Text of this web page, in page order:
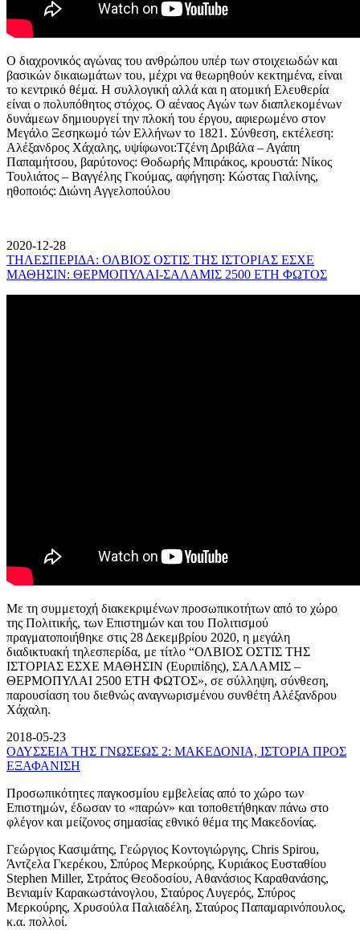
Ο διαχρονικός αγώνας του ανθρώπου υπέρ των στοιχειωδών και
βασικών δικαιωμάτων του, μέχρι να θεωρηθούν κεκτημένα, είναι
το κεντρικό θέμα. Η συλλογική αλλά και η ατομική Ελευθερία
είναι ο πολυπόθητος στόχος. Ο αέναος Αγών των διαπλεκομένων
δυνάμεων δημιουργεί την πλοκή του έργου, αφιερωμένο στον
Μεγάλο Ξεσηκωμό τών Ελλήνων το 1821. Σύνθεση, εκτέλεση:
Αλέξανδρος Χάχαλης, υψίφωνοι:Τζένη Δριβάλα – Αγάπη
Παπαμήτσου, βαρύτονος: Θοδωρής Μπιράκος, κρουστά: Νίκος
Τουλιάτος – Βαγγέλης Γκούμας, αφήγηση: Κώστας Γιαλίνης,
ηθοποιός: Διώνη Αγγελοπούλου
2020-12-28
ΤΗΛΕΣΠΕΡΙΔΑ: ΟΛΒΙΟΣ ΟΣΤΙΣ ΤΗΣ ΙΣΤΟΡΙΑΣ ΕΣΧΕ
ΜΑΘΗΣΙΝ: ΘΕΡΜΟΠΥΛΑΙ-ΣΑΛΑΜΙΣ 2500 ΕΤΗ ΦΩΤΟΣ
Με τη συμμετοχή διακεκριμένων προσωπικοτήτων από το χώρο
της Πολιτικής, των Επιστημών και του Πολιτισμού
πραγματοποιήθηκε στις 28 Δεκεμβρίου 2020, η μεγάλη
διαδικτυακή τηλεσπερίδα, με τίτλο “ΟΛΒΙΟΣ ΟΣΤΙΣ ΤΗΣ
ΙΣΤΟΡΙΑΣ ΕΣΧΕ ΜΑΘΗΣΙΝ (Ευριπίδης), ΣΑΛΑΜΙΣ –
ΘΕΡΜΟΠΥΛΑΙ 2500 ΕΤΗ ΦΩΤΟΣ», σε σύλληψη, σύνθεση,
παρουσίαση του διεθνώς αναγνωρισμένου συνθέτη Αλέξανδρου
Χάχαλη.
2018-05-23
ΟΔΥΣΣΕΙΑ ΤΗΣ ΓΝΩΣΕΩΣ 2: ΜΑΚΕΔΟΝΙΑ, ΙΣΤΟΡΙΑ ΠΡΟΣ
ΕΞΑΦΑΝΙΣΗ
Προσωπικότητες παγκοσμίου εμβελείας από το χώρο των
Επιστημών, έδωσαν το «παρών» και τοποθετήθηκαν πάνω στο
φλέγον και μείζονος σημασίας εθνικό θέμα της Μακεδονίας.
Γεώργιος Κασιμάτης, Γεώργιος Κοντογιώργης, Chris Spirou,
Άντζελα Γκερέκου, Σπύρος Μερκούρης, Κυριάκος Ευσταθίου
Stephen Miller, Στράτος Θεοδοσίου, Αθανάσιος Καραθανάσης,
Βενιαμίν Καρακωστάνογλου, Σταύρος Λυγερός, Σπύρος
Μερκούρης, Χρυσούλα Παλιαδέλη, Σταύρος Παπαμαρινόπουλος,
κ.α. πολλοί.